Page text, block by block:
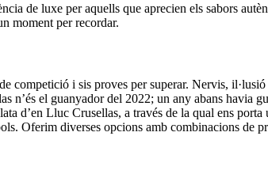
de luxe per aquells que aprecien els sabors
moment per recordar.
competició i sis proves per superar. Nervis,
n’és el guanyador del 2022; un any abans havia
d’en Lluc Crusellas, a través de la qual ens porta
Oferim diverses opcions amb combinacions de